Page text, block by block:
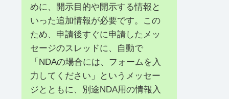
めに、開示目的や開示する情報と
いった追加情報が必要です。この
ため、申請後すぐに申請したメッ
セージのスレッドに、自動で
「NDAの場合には、フォームを入
力してください」というメッセー
ジとともに、別途NDA用の情報入